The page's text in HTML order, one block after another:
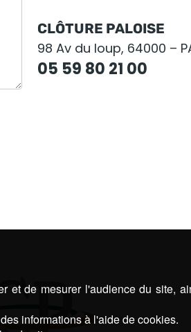
CLÔTURE PALOISE
98 Av du loup, 64000 –
05 59 80 21 00
et de mesurer l'audience du site,
informations à l'aide de cookies.